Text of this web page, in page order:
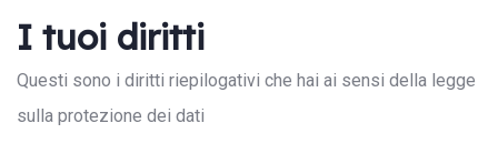
I tuoi diritti
Questi sono i diritti riepilogativi che hai ai sensi della legge
sulla protezione dei dati